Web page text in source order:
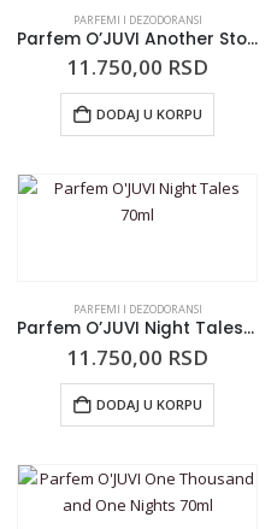
PARFEMI I DEZODORANSI
Parfem O’JUVI Another Story 70ml
11.750,00 RSD
DODAJ U KORPU
PARFEMI I DEZODORANSI
Parfem O’JUVI Night Tales 70ml
11.750,00 RSD
DODAJ U KORPU